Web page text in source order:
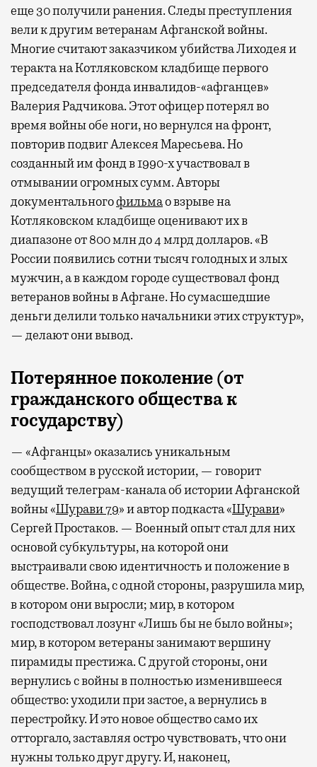
еще 30 получили ранения. Следы преступления
вели к другим ветеранам Афганской войны.
Многие считают заказчиком убийства Лиходея и
теракта на Котляковском кладбище первого
председателя фонда инвалидов-«афганцев»
Валерия Радчикова. Этот офицер потерял во
время войны обе ноги, но вернулся на фронт,
повторив подвиг Алексея Маресьева. Но
созданный им фонд в 1990-х участвовал в
отмывании огромных сумм. Авторы
документальногофильмао взрыве на
Котляковском кладбище оценивают их в
диапазоне от 800 млн до 4 млрд долларов. «В
России появились сотни тысяч голодных и злых
мужчин, а в каждом городе существовал фонд
ветеранов войны в Афгане. Но сумасшедшие
деньги делили только начальники этих структур»,
— делают они вывод.
Потерянное поколение (от
гражданского общества к
государству)
— «Афганцы» оказались уникальным
сообществом в русской истории, — говорит
ведущий телеграм-канала об истории Афганской
войны «Шурави 79» и автор подкаста «Шурави»
Сергей Простаков. — Военный опыт стал для них
основой субкультуры, на которой они
выстраивали свою идентичность и положение в
обществе. Война, с одной стороны, разрушила мир,
в котором они выросли; мир, в котором
господствовал лозунг «Лишь бы не было войны»;
мир, в котором ветераны занимают вершину
пирамиды престижа. С другой стороны, они
вернулись с войны в полностью изменившееся
общество: уходили при застое, а вернулись в
перестройку. И это новое общество само их
отторгало, заставляя остро чувствовать, что они
нужны только друг другу. И, наконец,